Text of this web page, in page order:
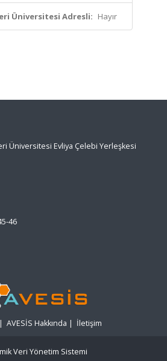
Üniversitesi Adresli: Hayır
Üniversitesi Evliya Çelebi Yerleşkesi
46
| AVESİS Hakkında | İletişim
Veri Yönetim Sistemi